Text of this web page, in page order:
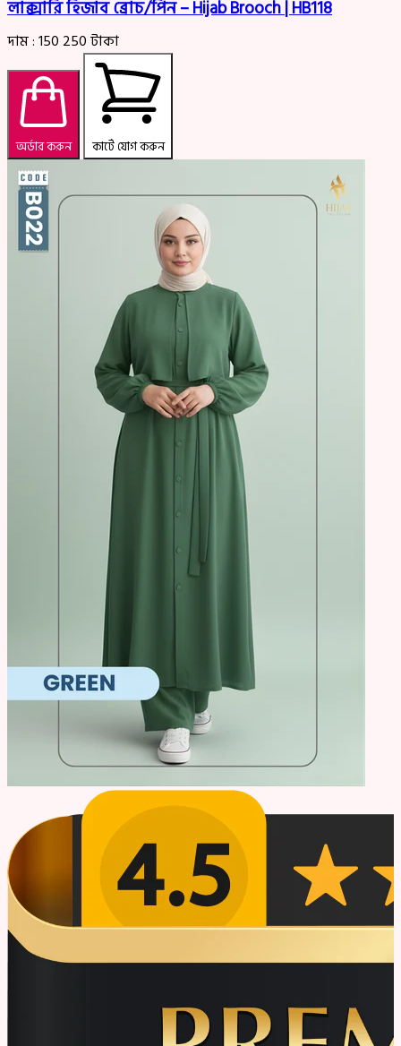
লাক্সারি হিজাব ব্রোচ/পিন – Hijab Brooch | HB118
দাম :150 250টাকা
অর্ডার করুন কার্টে যোগ করুন